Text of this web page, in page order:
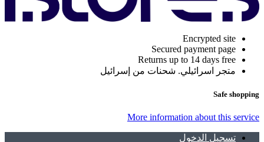
Encrypted site
Secured payment page
Returns up to 14 days free
متجر اسرائيلي. شحنات من إسرائيل
Safe shopping
More information about this service
تسجيل الدخول